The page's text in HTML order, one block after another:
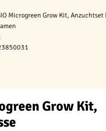
Microgreen Grow Kit, Anzuchtset
Grow Kit,